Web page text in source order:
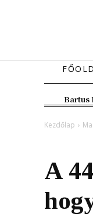
Bartus
Kezdőlap
A